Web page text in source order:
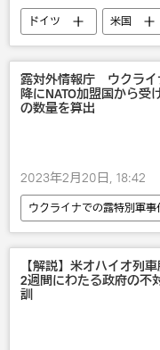
ドイツ 米国
災害・事故・事件
「ノルドストリーム」の爆
露対外情報庁 ウクライ
降にNATO加盟国から受
の数量を算出
2023年2月20日, 18:42
ウクライナでの露特別軍事
ウクライナ
武器
【解説】米オハイオ列
2週間にわたる政府の不
訓